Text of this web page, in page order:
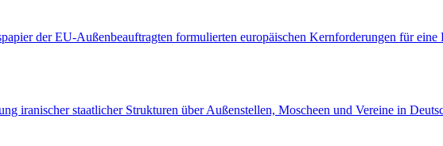
der EU-Außenbeauftragten formulierten europäischen Kernforderungen für
iranischer staatlicher Strukturen über Außenstellen, Moscheen und Vereine in